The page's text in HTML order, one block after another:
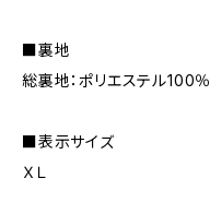
■裏地
総裏地：ポリエステル100％
■表示サイズ
ＸＬ